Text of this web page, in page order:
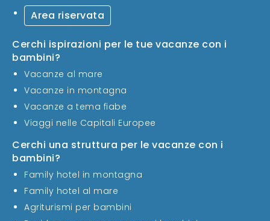
Area riservata
Cerchi ispirazioni per le tue vacanze con i
bambini?
Vacanze al mare
Vacanze in montagna
Vacanze a tema fiabe
Viaggi nelle Capitali Europee
Cerchi una struttura per le vacanze con i
bambini?
Family hotel in montagna
Family hotel al mare
Agriturismi per bambini